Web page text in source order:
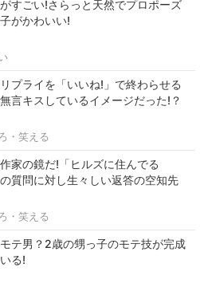
すごい!さらっと天然でプロポーズ
がかわいい!
プライを「いいね!」で終わらせる
言キスしているイメージだった!？
・笑える
家の鏡だ!「ヒルズに住んでる
質問に対し生々しい返答の空知先
・笑える
テ男？2歳の甥っ子のモテ技が完成
る!